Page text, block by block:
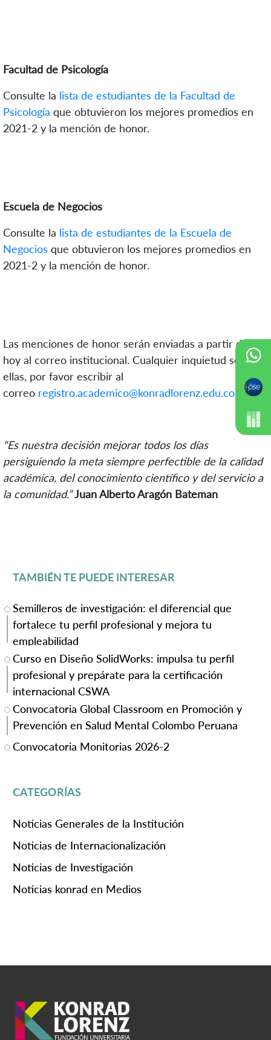
Facultad de Psicología
Consulte la lista de estudiantes de la Facultad de
Psicología que obtuvieron los mejores promedios en
2021-2 y la mención de honor.
Escuela de Negocios
Consulte la lista de estudiantes de la Escuela de
Negocios que obtuvieron los mejores promedios en
2021-2 y la mención de honor.
Las menciones de honor serán enviadas a partir de
hoy al correo institucional. Cualquier inquietud sobre
ellas, por favor escribir al
correo registro.academico@konradlorenz.edu.co
“Es nuestra decisión mejorar todos los días
persiguiendo la meta siempre perfectible de la calidad
académica, del conocimiento científico y del servicio a
la comunidad.”Juan Alberto Aragón Bateman
TAMBIÉN TE PUEDE INTERESAR
Semilleros de investigación: el diferencial que
fortalece tu perfil profesional y mejora tu
empleabilidad
Curso en Diseño SolidWorks: impulsa tu perfil
profesional y prepárate para la certificación
internacional CSWA
Convocatoria Global Classroom en Promoción y
Prevención en Salud Mental Colombo Peruana
Convocatoria Monitorias 2026-2
CATEGORÍAS
Noticias Generales de la Institución
Noticias de Internacionalización
Noticias de Investigación
Noticias konrad en Medios